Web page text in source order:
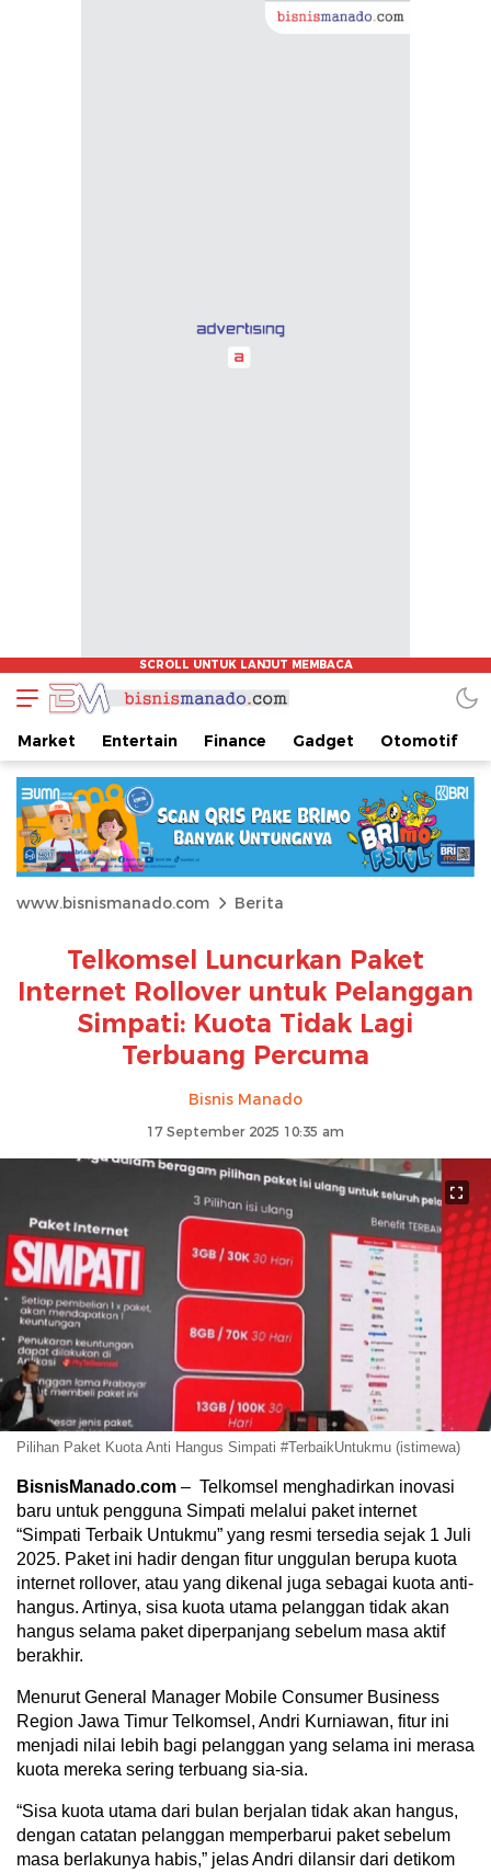
Market Entertain Finance Gadget Otomotif
www.bisnismanado.com Berita
Telkomsel Luncurkan Paket
Internet Rollover untuk Pelanggan
Simpati: Kuota Tidak Lagi
Terbuang Percuma
Bisnis Manado
17 September 2025 10:35 am
Pilihan Paket Kuota Anti Hangus Simpati #TerbaikUntukmu (istimewa)
BisnisManado.com – Telkomsel menghadirkan inovasi
baru untuk pengguna Simpati melalui paket internet
“Simpati Terbaik Untukmu” yang resmi tersedia sejak 1 Juli
2025. Paket ini hadir dengan fitur unggulan berupa kuota
internet rollover, atau yang dikenal juga sebagai kuota anti-
hangus. Artinya, sisa kuota utama pelanggan tidak akan
hangus selama paket diperpanjang sebelum masa aktif
berakhir.
Menurut General Manager Mobile Consumer Business
Region Jawa Timur Telkomsel, Andri Kurniawan, fitur ini
menjadi nilai lebih bagi pelanggan yang selama ini merasa
kuota mereka sering terbuang sia-sia.
“Sisa kuota utama dari bulan berjalan tidak akan hangus,
dengan catatan pelanggan memperbarui paket sebelum
masa berlakunya habis,” jelas Andri dilansir dari detikom